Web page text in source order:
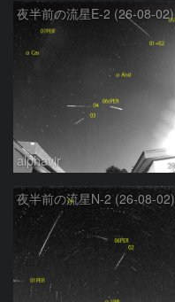
夜半前の流星E-2 (26-08-02)
alphavir
夜半前の流星N-2 (26-08-02)